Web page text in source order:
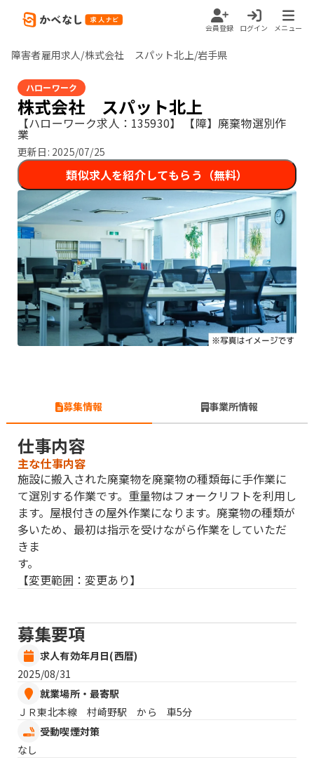
会員登録 ログイン メニュー
障害者雇用求人/株式会社 スパット北上/岩手県
ハローワーク
株式会社 スパット北上
【ハローワーク求人：135930】 【障】廃棄物選別作
業
更新日: 2025/07/25
類似求人を紹介してもらう（無料）
募集情報 事業所情報
仕事内容
主な仕事内容
施設に搬入された廃棄物を廃棄物の種類毎に手作業に
て選別する作業です。重量物はフォークリフトを利用し
ます。屋根付きの屋外作業になります。廃棄物の種類が
多いため、最初は指示を受けながら作業をしていただ
きま
す
【変更範囲：変更あり】
募集要項
求人有効年月日(西暦)
2025/08/31
就業場所・最寄駅
ＪＲ東北本線 村崎野駅 から 車5分
受動喫煙対策
なし